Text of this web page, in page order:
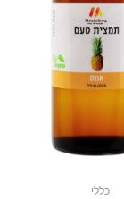
כללי